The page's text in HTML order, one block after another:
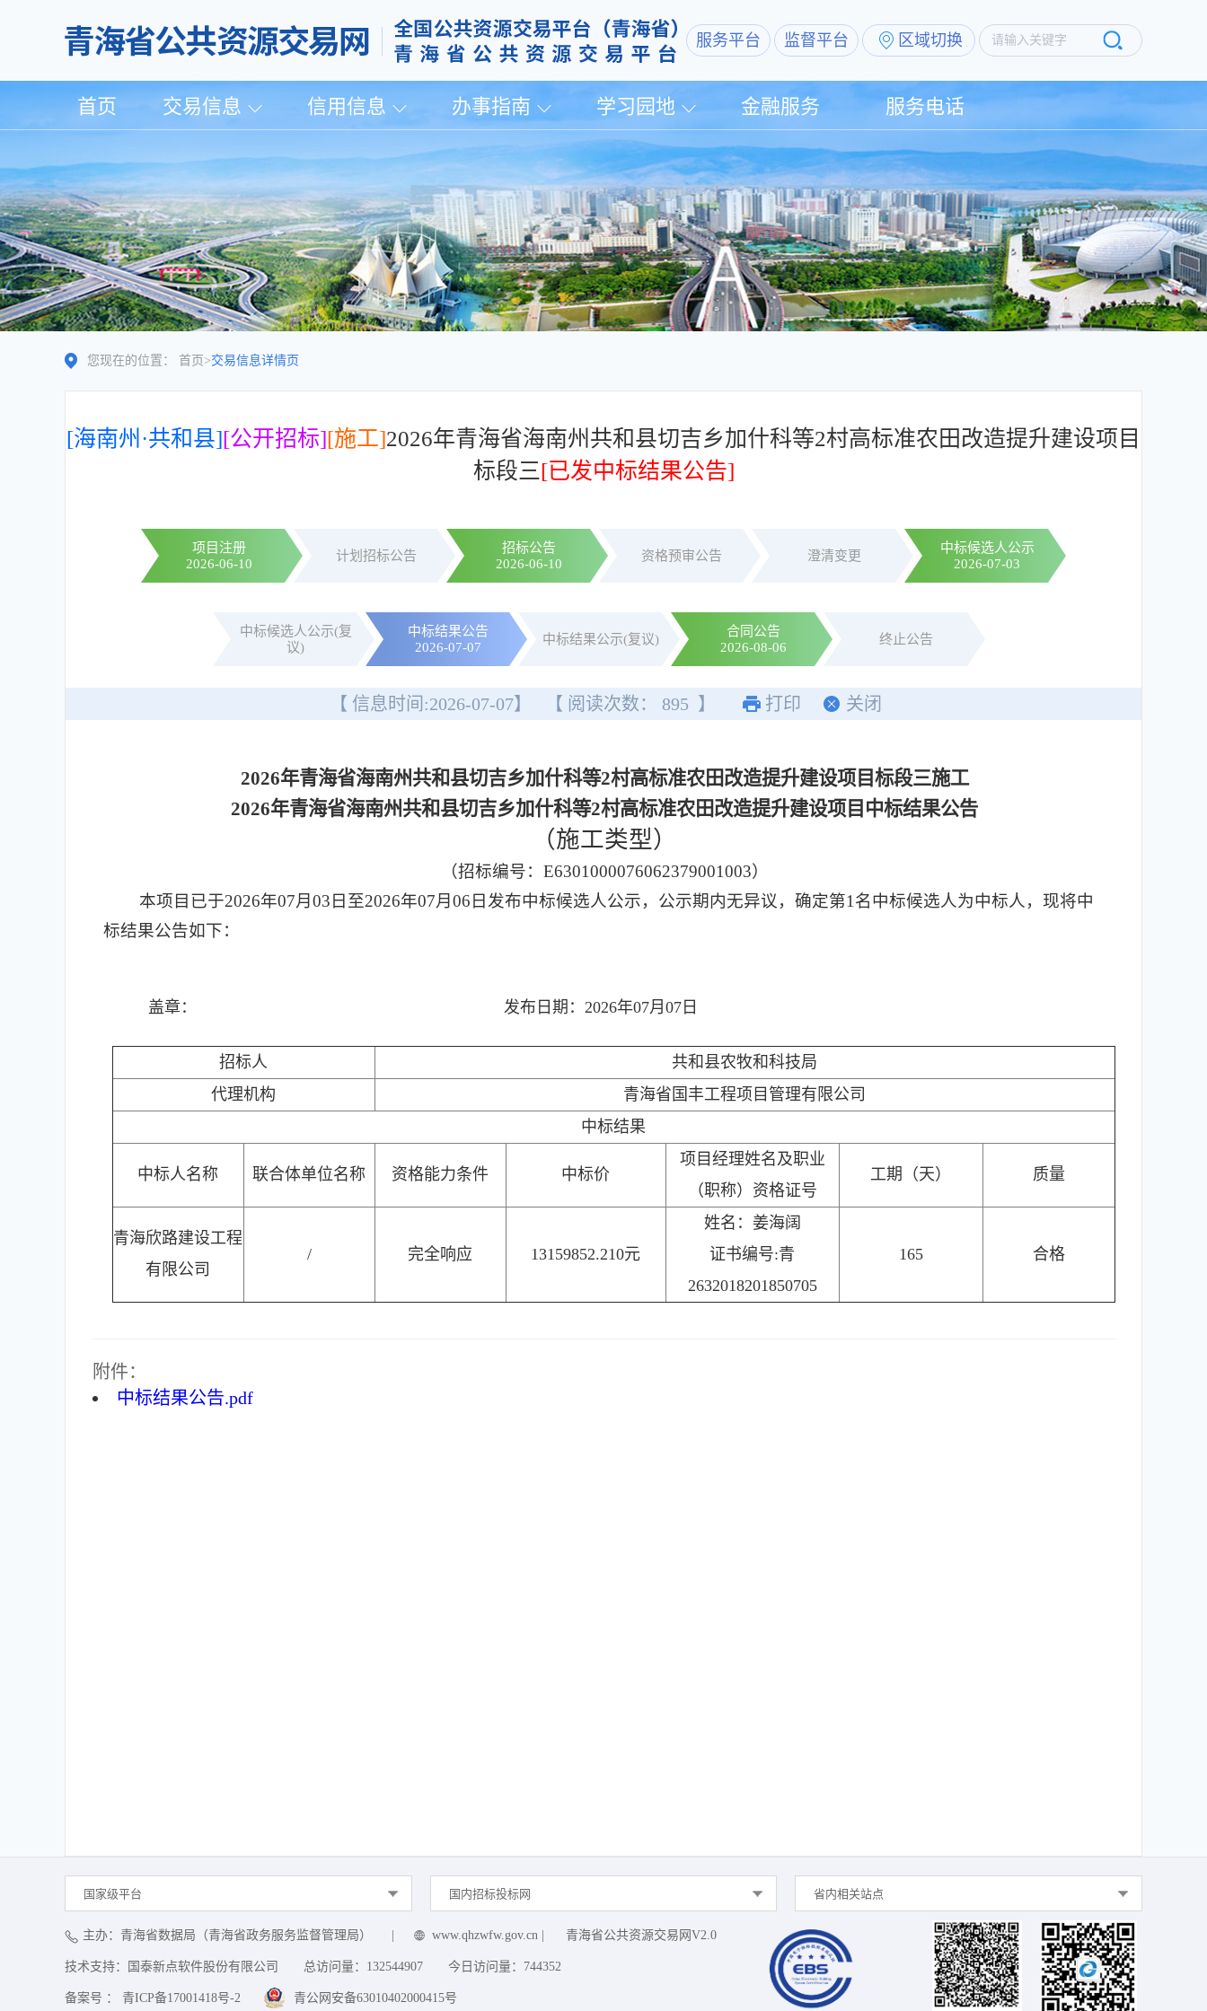
服务平台 监督平台 区域切换 请输入关键字
首页 交易信息 信用信息 办事指南 学习园地 金融服务 服务电话
您现在的位置： 首页 >交易信息详情页
[海南州·共和县][公开招标][施工]2026年青海省海南州共和县切吉乡加什科等2村高标准农田改造提升建设项目
标段三[已发中标结果公告]
项目注册
2026-06-10
计划招标公告
招标公告
2026-06-10
资格预审公告 澄清变更
中标候选人公示
2026-07-03
中标候选人公示(复
议)
中标结果公告
2026-07-07
中标结果公示(复议)
合同公告
2026-08-06
终止公告
【 信息时间:2026-07-07】 【 阅读次数： 895 】 打印 关闭
2026年青海省海南州共和县切吉乡加什科等2村高标准农田改造提升建设项目标段三施工
2026年青海省海南州共和县切吉乡加什科等2村高标准农田改造提升建设项目 中标结果公告
（施工类型）
（招标编号：E6301000076062379001003）
本项目已于2026年07月03日至2026年07月06日发布中标候选人公示，公示期内无异议，确定第1名中标候选人为中标人，现将中
标结果公告如下：
盖章： 发布日期：2026年07月07日
招标人
共和县农牧和科技局
代理机构
青海省国丰工程项目管理有限公司
中标结果
中标人名称 联合体单位名称 资格能力条件 中标价
项目经理姓名及职业
（职称）资格证号
工期（天） 质量
青海欣路建设工程
有限公司
/ 完全响应 13159852.210元
姓名：姜海阔
证书编号:青
2632018201850705
165 合格
附件：
中标结果公告.pdf
国家级平台 国内招标投标网 省内相关站点
主办：青海省数据局（青海省政务服务监督管理局） www.qhzwfw.gov.cn 青海省公共资源交易网V2.0
技术支持：国泰新点软件股份有限公司 总访问量： 132544907 今日访问量： 744352
备案号 ： 青ICP备17001418号-2 青公网安备63010402000415号